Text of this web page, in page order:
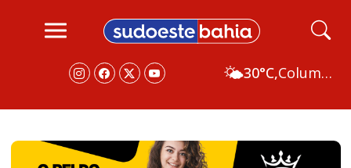
🌤️30°C, Columbus